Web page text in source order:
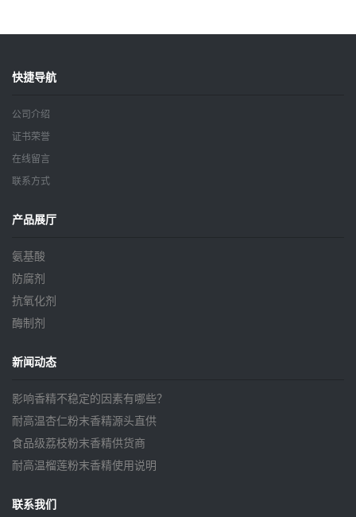
快捷导航
公司介绍
证书荣誉
在线留言
联系方式
产品展厅
氨基酸
防腐剂
抗氧化剂
酶制剂
新闻动态
影响香精不稳定的因素有哪些？
耐高温杏仁粉末香精源头直供
食品级荔枝粉末香精供货商
耐高温榴莲粉末香精使用说明
联系我们